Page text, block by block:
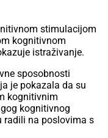
stimulacijom
kognitivnom
istraživanje.
sposobnosti
je pokazala da su
kognitivnim
kognitivnog
radili na poslovima s